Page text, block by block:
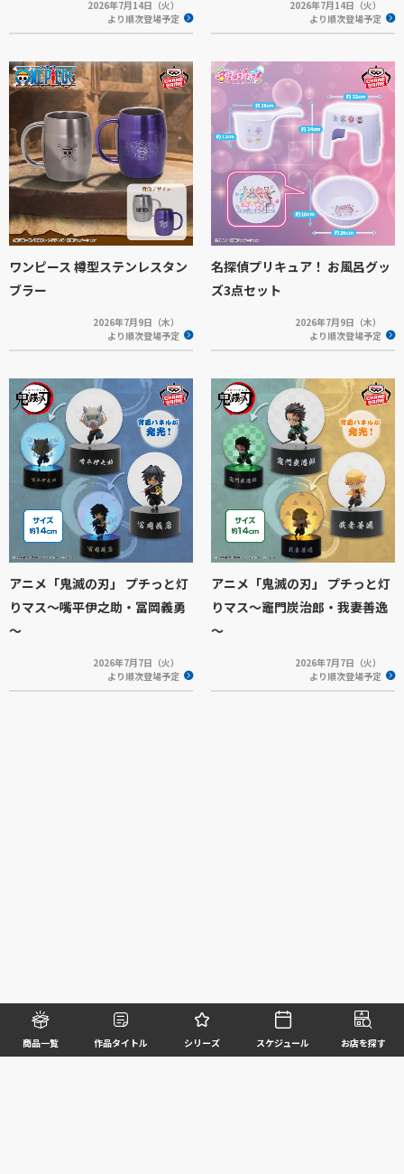
商品一覧 作品タイトル シリーズ スケジュール お店を探す
2026年7月14日（火）
より順次登場予定
2026年7月14日（火）
より順次登場予定
ワンピース 樽型ステンレスタン
ブラー
2026年7月9日（木）
より順次登場予定
名探偵プリキュア！ お風呂グッ
ズ3点セット
2026年7月9日（木）
より順次登場予定
アニメ「鬼滅の刃」 プチっと灯
りマス～嘴平伊之助・冨岡義勇
～
2026年7月7日（火）
より順次登場予定
アニメ「鬼滅の刃」 プチっと灯
りマス～竈門炭治郎・我妻善逸
～
2026年7月7日（火）
より順次登場予定